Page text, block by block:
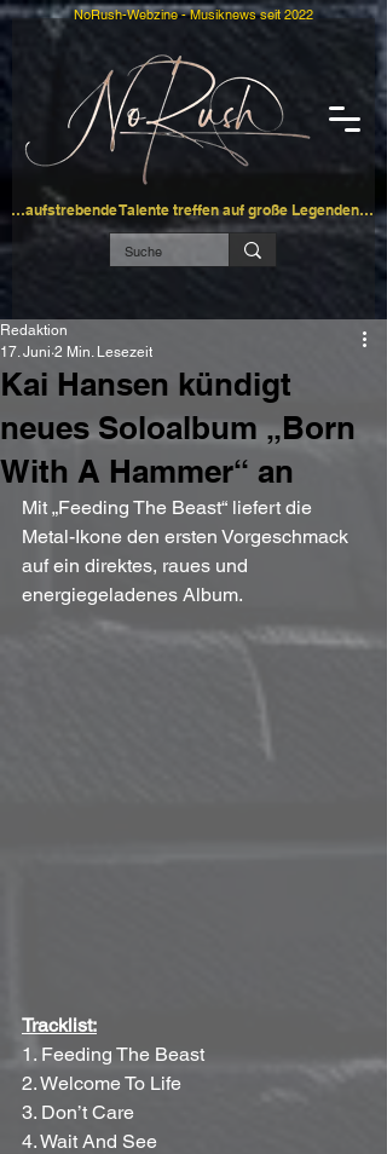
…aufstrebende Talente treffen auf große Legenden…
NoRush-Webzine - Musiknews seit 2022
Kai Hansen kündigt
neues Soloalbum „Born
With A Hammer“ an
Redaktion
17. Juni 2 Min. Lesezeit
Mit „Feeding The Beast“ liefert die
Metal-Ikone den ersten Vorgeschmack
auf ein direktes, raues und
energiegeladenes Album.
Tracklist:
1. Feeding The Beast
2. Welcome To Life
3. Don’t Care
4. Wait And See